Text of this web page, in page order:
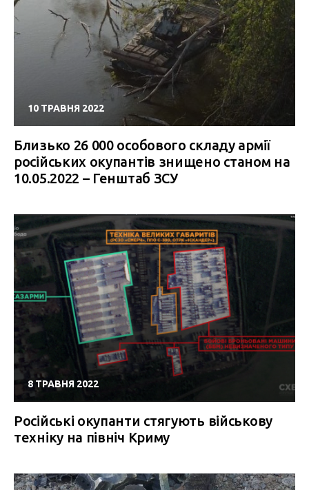
10 ТРАВНЯ 2022
Близько 26 000 особового складу армії
російських окупантів знищено станом на
10.05.2022 – Генштаб ЗСУ
8 ТРАВНЯ 2022
Російські окупанти стягують військову
техніку на північ Криму